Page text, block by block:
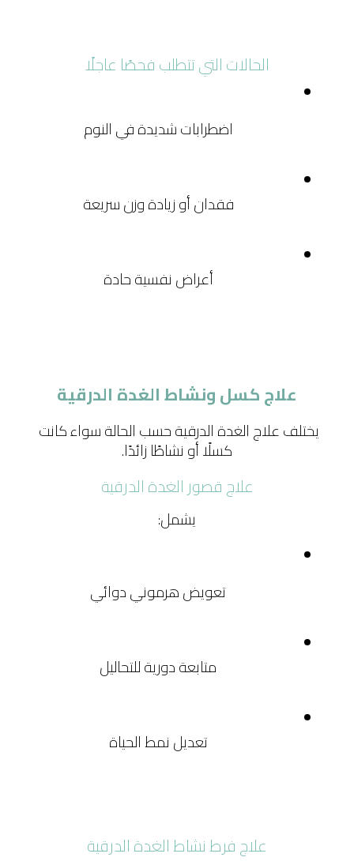
الحالات التي تتطلب فحصًا عاجلًا
اضطرابات شديدة في النوم
فقدان أو زيادة وزن سريعة
أعراض نفسية حادة
علاج كسل ونشاط الغدة الدرقية
كسلًا أو نشاطًا زائدًا.
علاج قصور الغدة الدرقية
يشمل:
تعويض هرموني دوائي
متابعة دورية للتحاليل
تعديل نمط الحياة
علاج فرط نشاط الغدة الدرقية